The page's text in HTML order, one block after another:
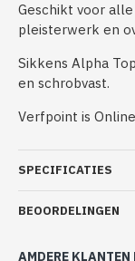
Geschikt voor
pleisterwerk en
Sikkens Alpha
en schrobvast.
Verfpoint is
SPECIFICATIES
BEOORDELINGEN
AMDERE KLANTEN